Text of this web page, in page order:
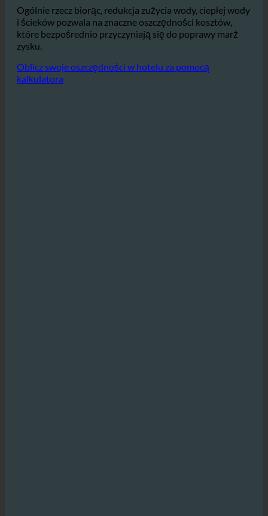
wodę jest niezbędne, co prowadzi do znacznych
oszczędności kosztów energii.
Ogólnie rzecz biorąc, redukcja zużycia wody, ciepłej wody
i ścieków pozwala na znaczne oszczędności kosztów,
które bezpośrednio przyczyniają się do poprawy marż
zysku.